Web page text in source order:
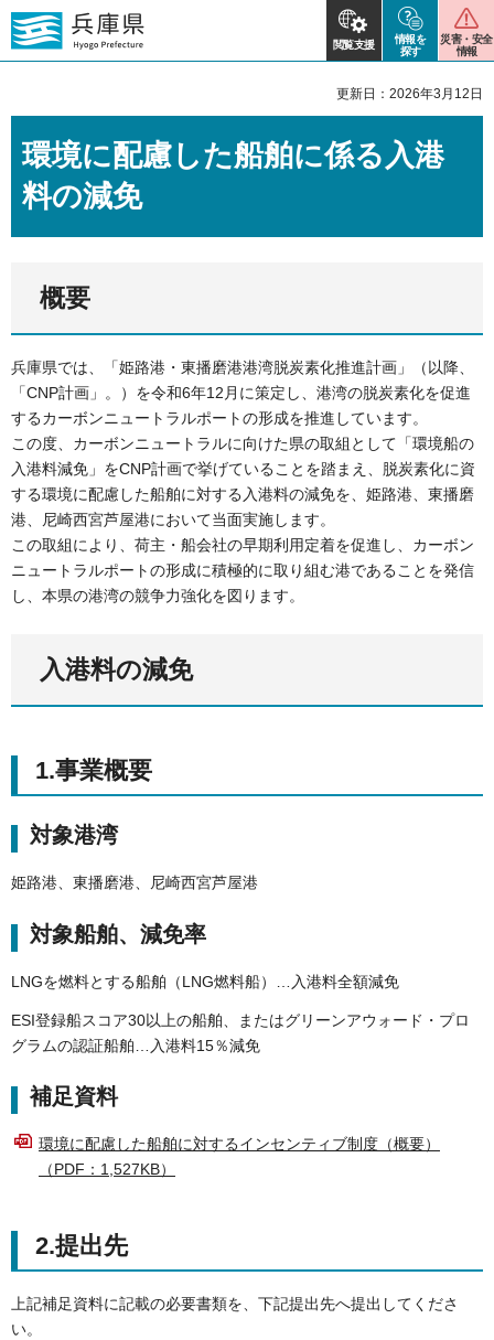
閲覧支援
情報を
探す
災害・安全
情報
更新日：2026年3月12日
環境に配慮した船舶に係る入港
料の減免
概要
兵庫県では、「姫路港・東播磨港港湾脱炭素化推進計画」（以降、
「CNP計画」。）を令和6年12月に策定し、港湾の脱炭素化を促進
するカーボンニュートラルポートの形成を推進しています。
この度、カーボンニュートラルに向けた県の取組として「環境船の
入港料減免」をCNP計画で挙げていることを踏まえ、脱炭素化に資
する環境に配慮した船舶に対する入港料の減免を、姫路港、東播磨
港、尼崎西宮芦屋港において当面実施します。
この取組により、荷主・船会社の早期利用定着を促進し、カーボン
ニュートラルポートの形成に積極的に取り組む港であることを発信
し、本県の港湾の競争力強化を図ります。
入港料の減免
1.事業概要
対象港湾
姫路港、東播磨港、尼崎西宮芦屋港
対象船舶、減免率
LNGを燃料とする船舶（LNG燃料船）…入港料全額減免
ESI登録船スコア30以上の船舶、またはグリーンアウォード・プロ
グラムの認証船舶…入港料15％減免
補足資料
環境に配慮した船舶に対するインセンティブ制度（概要）
（PDF：1,527KB）
2.提出先
上記補足資料に記載の必要書類を、下記提出先へ提出してくださ
い。